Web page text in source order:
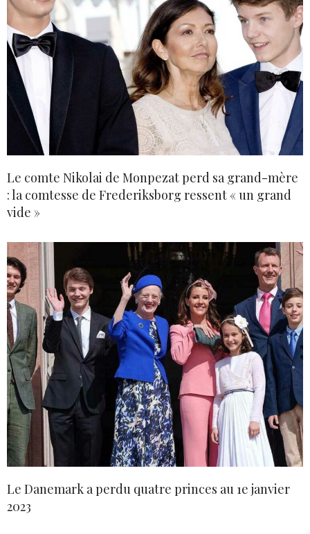
Le comte Nikolai de Monpezat perd sa grand-mère
: la comtesse de Frederiksborg ressent « un grand
vide »
Le Danemark a perdu quatre princes au 1e janvier
2023